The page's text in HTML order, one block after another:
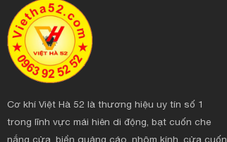
Cơ khí Việt Hà 52 là thương hiệu uy tín số 1
trong lĩnh vực mái hiên di động, bạt cuốn che
nắng cửa, biển quảng cáo, nhôm kính, cửa cuốn,